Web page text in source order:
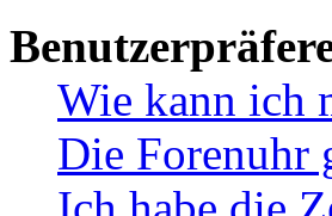
Wie kann ich
Die Forenuhr